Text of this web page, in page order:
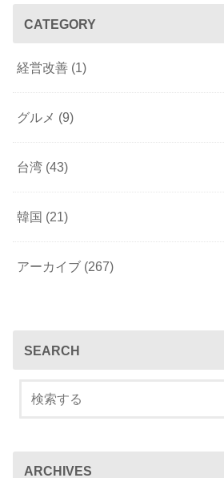
e
s
t
a
CATEGORY
経営改善 (1)
グルメ (9)
台湾 (43)
韓国 (21)
アーカイブ (267)
SEARCH
ARCHIVES